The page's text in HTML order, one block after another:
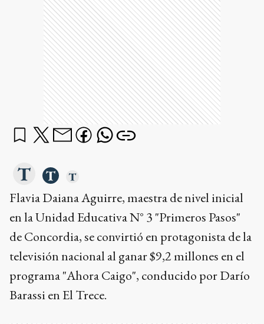
Flavia Daiana Aguirre, maestra de nivel inicial
en la Unidad Educativa N° 3 "Primeros Pasos"
de Concordia, se convirtió en protagonista de la
televisión nacional al ganar $9,2 millones en el
programa "Ahora Caigo", conducido por Darío
Barassi en El Trece.